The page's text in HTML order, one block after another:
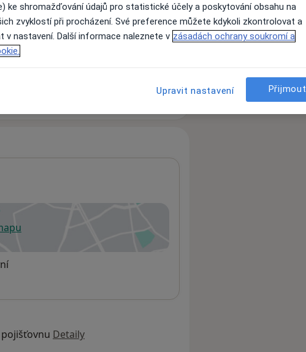
nejsou k dispozici
informace o svých službách.
v nové záložce
Detaily
ke shromažďování údajů pro statistické účely a poskytování obsahu na
zvyklostí při procházení. Své preference můžete kdykoli zkontrolovat a
v nastavení. Další informace naleznete v zásadách ochrany soukromí a
Upravit nastavení Přijmout